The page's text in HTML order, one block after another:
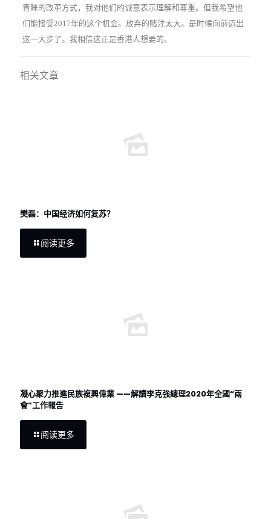
青睐的改革方式，我对他们的诚意表示理解和尊重。但我希望他
们能接受2017年的这个机会。放弃的赌注太大。是时候向前迈出
这一大步了。我相信这正是香港人想要的。
相关文章
樊磊：中国经济如何复苏？
阅读更多
凝心聚力推進民族複興偉業 ——解讀李克強總理2020年全國“兩
會”工作報告
阅读更多